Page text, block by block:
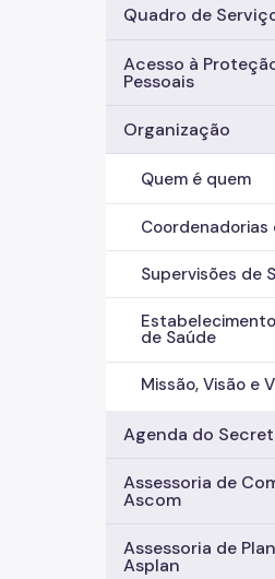
Quadro de
Acesso à
Pessoais
Organização
Quem é quem
Coordenadorias
Supervisões de
de Saúde
Missão, Visão e
Agenda do
Assessoria de
Ascom
Assessoria de
Asplan